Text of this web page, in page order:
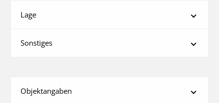
Lage
Sonstiges
Objektangaben